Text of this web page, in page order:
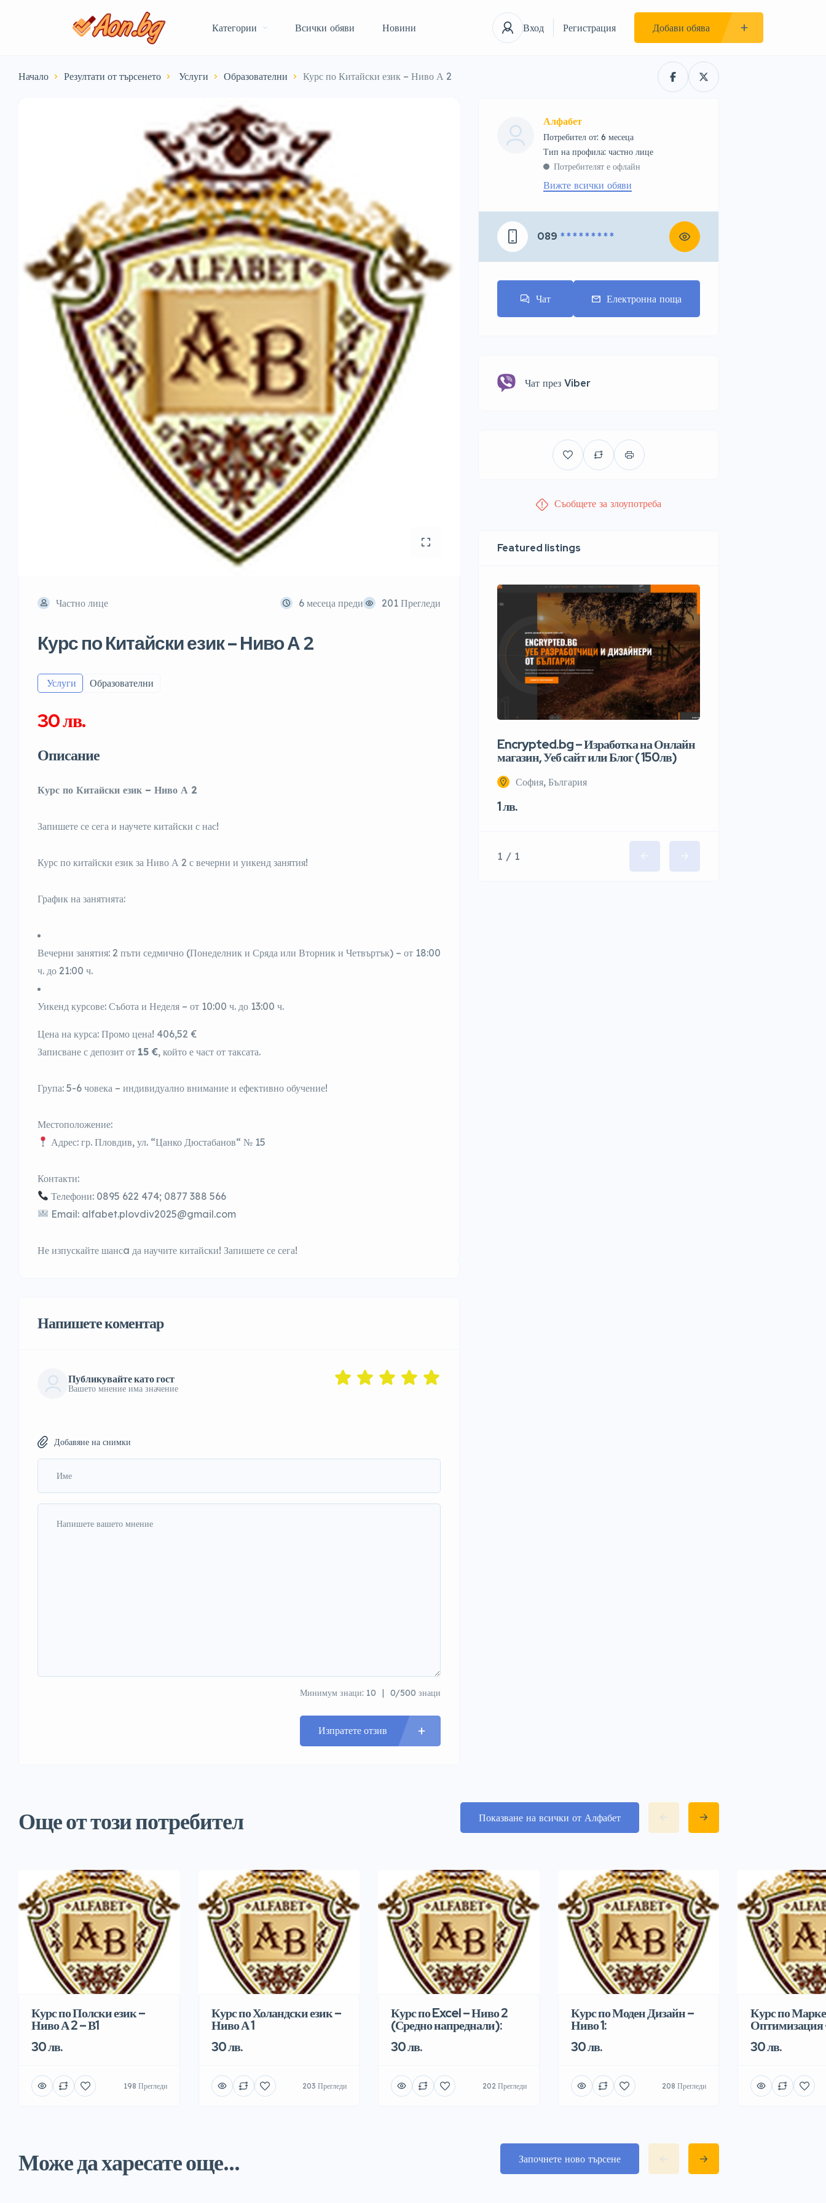
Категории Всички обяви Новини Вход Регистрация Добави обява
Начало Резултати от търсенето ️ Услуги Образователни Курс по Китайски език – Ниво А 2
Частно лице 6 месеца преди 201 Прегледи
Курс по Китайски език – Ниво А 2
️ Услуги Образователни
30 лв.
Описание
Курс по Китайски език – Ниво А 2
Запишете се сега и научете китайски с нас!
Курс по китайски език за Ниво А 2 с вечерни и уикенд занятия!
График на занятията:
Вечерни занятия: 2 пъти седмично (Понеделник и Сряда или Вторник и Четвъртък) – от 18:00
ч. до 21:00 ч.
Уикенд курсове: Събота и Неделя – от 10:00 ч. до 13:00 ч.
Цена на курса: Промо цена! 406,52 €
Записване с депозит от 15€, който е част от таксата.
Група: 5-6 човека – индивидуално внимание и ефективно обучение!
Местоположение:
Адрес: гр. Пловдив, ул. “Цанко Дюстабанов“ № 15
Контакти:
Телефони: 0895 622 474; 0877 388 566
Email: alfabet.plovdiv2025@gmail.com
Не изпускайте шансa да научите китайски! Запишете се сега!
Напишете коментар
Публикувайте като гост
Вашето мнение има значение
Добавяне на снимки
Минимум знаци: 10 0/500 знаци
Изпратете отзив
Алфабет
Потребител от: 6 месеца
тип на профила: частно лице
Потребителят е офлайн
Вижте всички обяви
089 * * * * * * * * *
Чат Електронна поща
Чат през Viber
Съобщете за злоупотреба
Featured listings
Encrypted.bg – Изработка на Онлайн
магазин, Уеб сайт или Блог ( 150лв)
София, България
1 лв.
1 / 1
Още от този потребител Показване на всички от Алфабет
Курс по Полски език –
Ниво А 2 – В1
30 лв.
198 Прегледи
Курс по Холандски език –
Ниво А 1
30 лв.
203 Прегледи
Курс по Excel – Ниво 2
(Средно напреднали):
30 лв.
202 Прегледи
Курс по Моден Дизайн –
Ниво 1:
30 лв.
208 Прегледи
Курс по
Оптимизация
30 лв.
Може да харесате още... Започнете ново търсене